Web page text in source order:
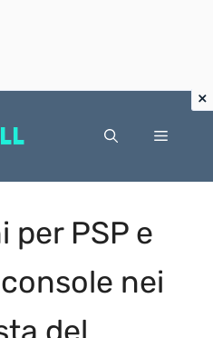
Menu
per PSP e
nei